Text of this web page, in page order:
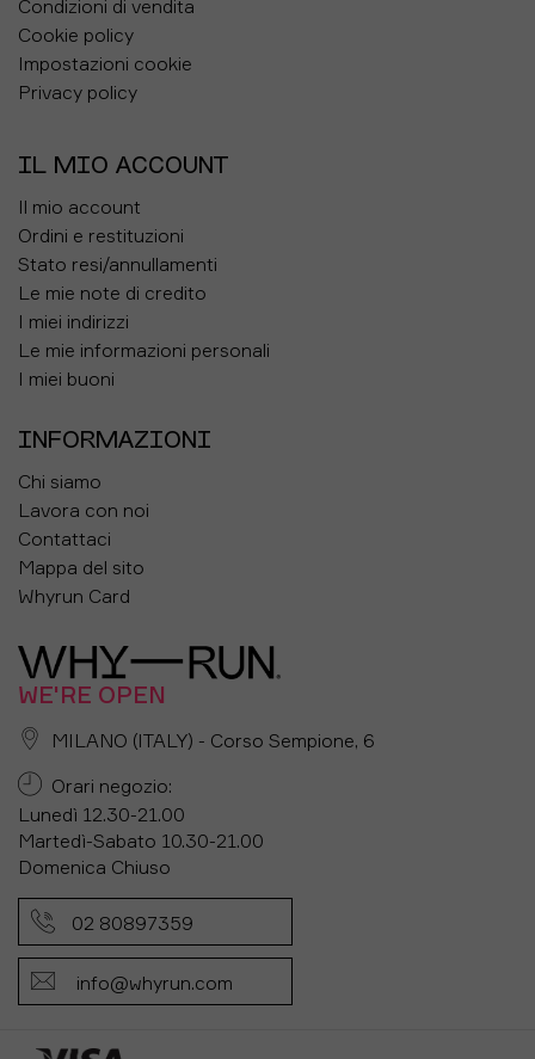
Condizioni di vendita
Cookie policy
Impostazioni cookie
Privacy policy
IL MIO ACCOUNT
Il mio account
Ordini e restituzioni
Stato resi/annullamenti
Le mie note di credito
I miei indirizzi
Le mie informazioni personali
I miei buoni
INFORMAZIONI
Chi siamo
Lavora con noi
Contattaci
Mappa del sito
Whyrun Card
WE'RE OPEN
MILANO (ITALY) - Corso Sempione, 6
Orari negozio:
Lunedì 12.30-21.00
Martedì-Sabato 10.30-21.00
Domenica Chiuso
02 80897359
info@whyrun.com